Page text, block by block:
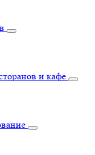
и кафе